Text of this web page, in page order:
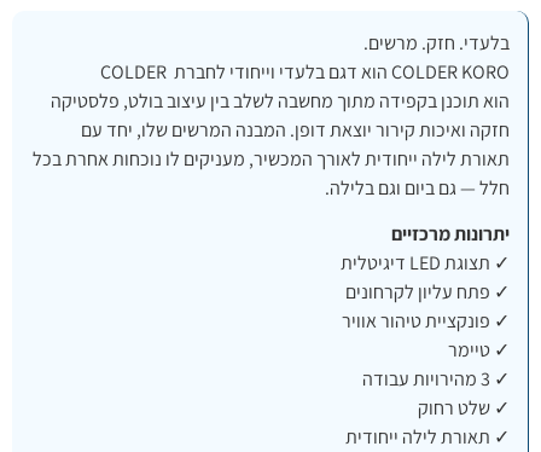
בלעדי. חזק. מרשים.
COLDER KORO הוא דגם בלעדי וייחודי לחברת COLDER
הוא תוכנן בקפידה מתוך מחשבה לשלב בין עיצוב בולט, פלסטיקה
חזקה ואיכות קירור יוצאת דופן. המבנה המרשים שלו, יחד עם
תאורת לילה ייחודית לאורך המכשיר, מעניקים לו נוכחות אחרת בכל
חלל — גם ביום וגם בלילה.
יתרונות מרכזיים
✓ תצוגת LED דיגיטלית
✓ פתח עליון לקרחונים
✓ פונקציית טיהור אוויר
✓ טיימר
✓ 3 מהירויות עבודה
✓ שלט רחוק
✓ תאורת לילה ייחודית